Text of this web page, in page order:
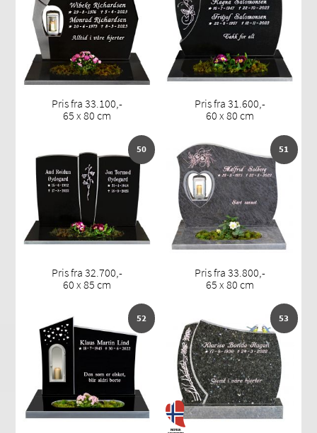
Pris fra 33.100,-
65 x 80 cm
Pris fra 31.600,-
60 x 80 cm
50
Pris fra 32.700,-
60 x 85 cm
51
Pris fra 33.800,-
65 x 80 cm
52 53